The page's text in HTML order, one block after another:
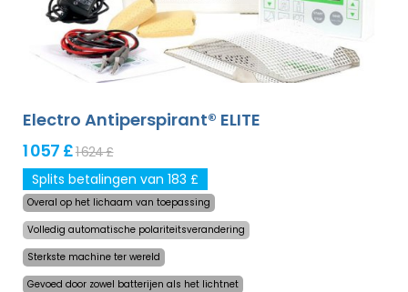
Electro Antiperspirant® ELITE
1 057 £1 624 £
Splits betalingen van 183 £
Overal op het lichaam van toepassing
Volledig automatische polariteitsverandering
Sterkste machine ter wereld
Gevoed door zowel batterijen als het lichtnet